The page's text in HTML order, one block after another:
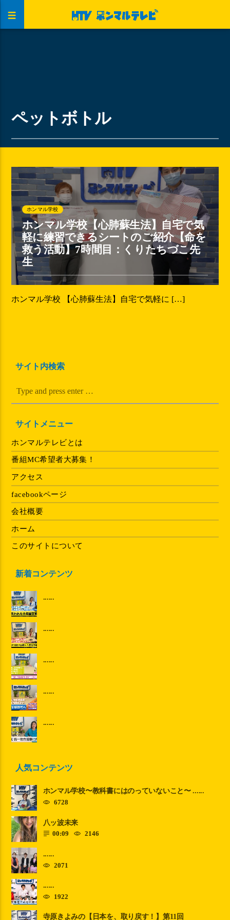
ペットボトル
ホンマル学校
ホンマル学校【心肺蘇生法】自宅で気
軽に練習できるシートのご紹介【命を
救う活動】7時間目：くりたちづこ先
生
ホンマル学校 【心肺蘇生法】自宅で気軽に […]
サイト内検索
サイトメニュー
ホンマルテレビとは
番組MC希望者大募集！
アクセス
facebookページ
会社概要
ホーム
このサイトについて
新着コンテンツ
......
......
......
......
......
人気コンテンツ
ホンマル学校〜教科書にはのっていないこと〜 ......
6728
八ッ波未来
00:09
2146
......
2071
......
1922
寺原きよみの【日本を、取り戻す！】第11回